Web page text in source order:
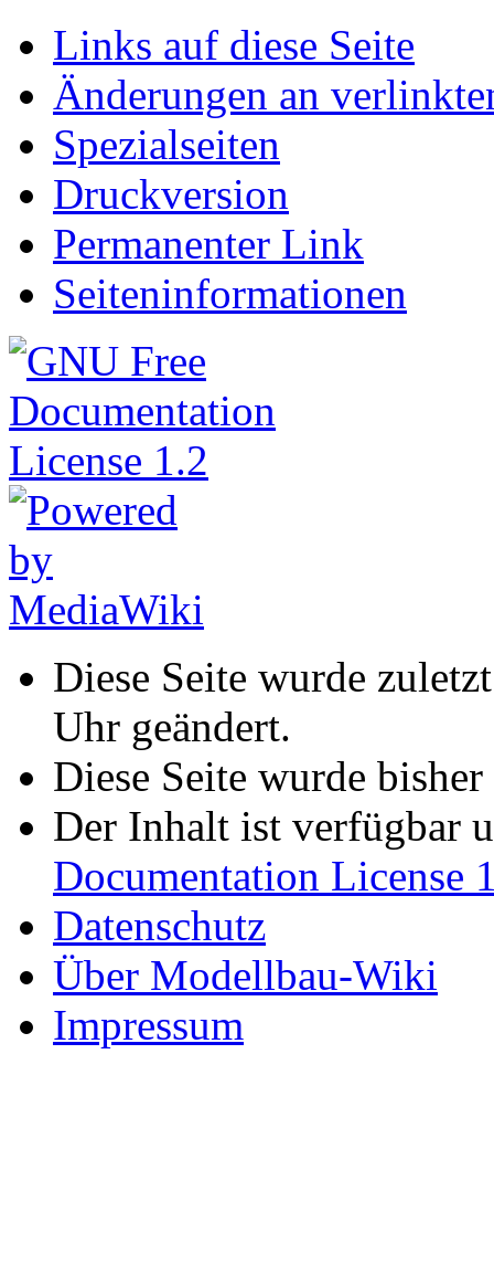
Links auf diese Seite
Änderungen an
Spezialseiten
Druckversion
Permanenter Link
Seiteninformationen
Diese Seite wurde
Uhr geändert.
Diese Seite wurde
Der Inhalt ist verfügbar
Documentation License
Datenschutz
Über Modellbau-Wiki
Impressum